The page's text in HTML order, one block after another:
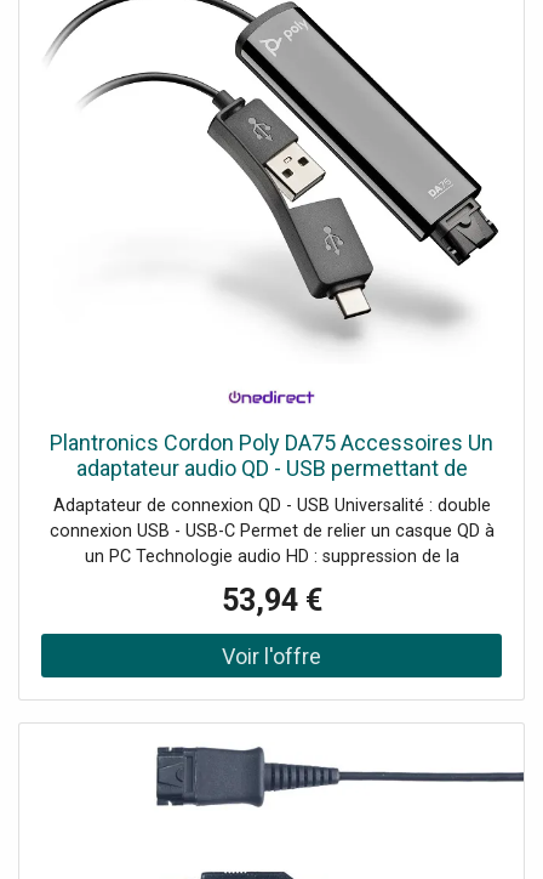
Plantronics Cordon Poly DA75 Accessoires Un
adaptateur audio QD - USB permettant de
connecter le casque au PC.
Adaptateur de connexion QD - USB Universalité : double
connexion USB - USB-C Permet de relier un casque QD à
un PC Technologie audio HD : suppression de la
(Quick Disconnect) : prise de déconnexion rapide
Compatible avec les normes de protection audio G616 et
sur le bruit au travail Simplification de la gestion des
stocks pour le service informatique Prise en charge du
QD
53,94 €